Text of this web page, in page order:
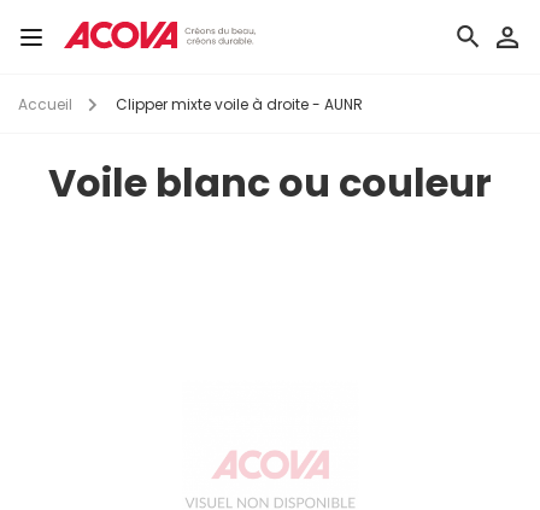
au Toggle
Accueil Clipper mixte voile à droite - AUNR
Voile blanc ou couleur